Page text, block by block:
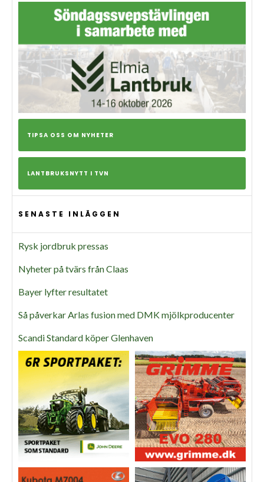
TIPSA OSS OM NYHETER
LANTBRUKSNYTT I TVN
SENASTE INLÄGGEN
Rysk jordbruk pressas
Nyheter på tvärs från Claas
Bayer lyfter resultatet
Så påverkar Arlas fusion med DMK mjölkproducenter
Scandi Standard köper Glenhaven